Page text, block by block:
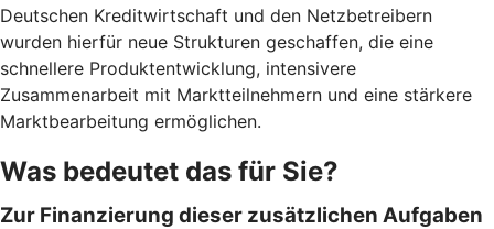
Deutschen Kreditwirtschaft und den Netzbetreibern
wurden hierfür neue Strukturen geschaffen, die eine
schnellere Produktentwicklung, intensivere
Zusammenarbeit mit Marktteilnehmern und eine stärkere
Marktbearbeitung ermöglichen.
Was bedeutet das für Sie?
Zur Finanzierung dieser zusätzlichen Aufgaben